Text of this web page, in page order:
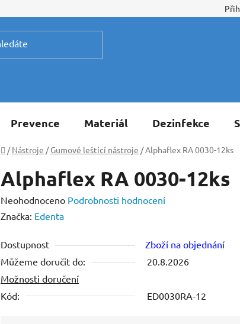
Prevence Materiál Dezinfekce
Domů
/ Nástroje / Gumové leštící nástroje /Alphaflex RA 0030-12ks
Alphaflex RA 0030-12ks
Průměrné
hodnocení
je
0,0
z
5
Neohodnoceno Podrobnosti hodnocení
Značka: Edenta
Dostupnost
Zboží na objednání
Můžeme doručit do:
20.8.2026
Možnosti doručení
Kód:
ED0030RA-12